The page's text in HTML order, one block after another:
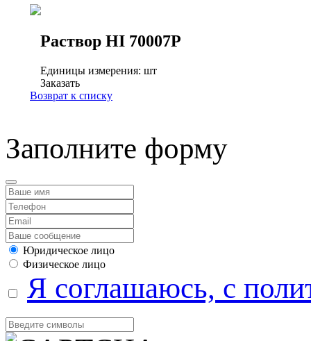
Раствор HI 70007P
Единицы измерения: шт
Заказать
Возврат к списку
Заполните форму
Юридическое лицо
Физическое лицо
Я соглашаюсь, с